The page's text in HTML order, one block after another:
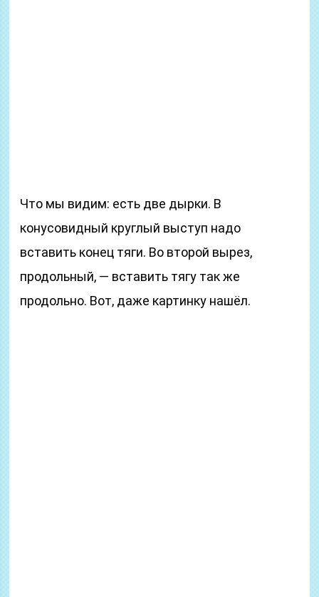
Что мы видим: есть две дырки. В
конусовидный круглый выступ надо
вставить конец тяги. Во второй вырез,
продольный, — вставить тягу так же
продольно. Вот, даже картинку нашёл.